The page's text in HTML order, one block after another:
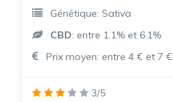
Génétique: Sativa
CBD: entre 1.1% et 6.1%
Prix moyen: entre 4 € et 7 €
3/5